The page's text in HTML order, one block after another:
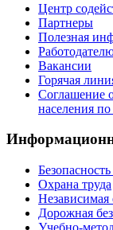
Центр
Партнеры
Полезная
Вакансии
Горячая
Соглашение
населения по
Охрана труда
Независимая
Дорожная